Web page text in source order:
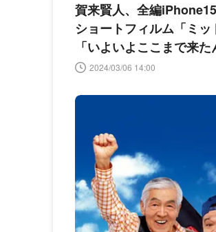
賀来賢人、全編
ショートフィルム「ミ
「いよいよここまで来た
2024/03/06 14:00